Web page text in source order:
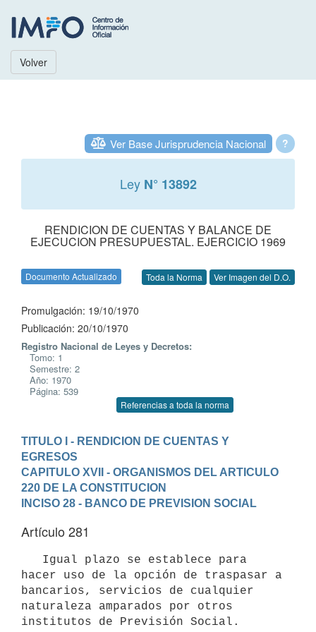
Volver
?
Ver Base Jurisprudencia Nacional
Ley N° 13892
RENDICION DE CUENTAS Y BALANCE DE
EJECUCION PRESUPUESTAL. EJERCICIO 1969
Documento Actualizado Toda la Norma Ver Imagen del D.O.
Promulgación: 19/10/1970
Publicación: 20/10/1970
Registro Nacional de Leyes y Decretos:
Tomo: 1
Semestre: 2
Año: 1970
Página: 539
Referencias a toda la norma
TITULO I - RENDICION DE CUENTAS Y
EGRESOS
CAPITULO XVII - ORGANISMOS DEL ARTICULO
220 DE LA CONSTITUCION
INCISO 28 - BANCO DE PREVISION SOCIAL
Artículo 281
hacer uso de la opción de traspasar a
bancarios, servicios de cualquier
naturaleza amparados por otros
institutos de Previsión Social.